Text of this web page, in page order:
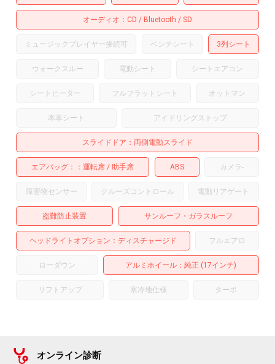
オーディオ CD Bluetooth SD
ミュージックプレイヤー接続可 ベンチシート 3列シート
ウォークスルー 電動シート シートエアコン
シートヒーター フルフラットシート オットマン
本革シート アイドリングストップ
スライドドア 両側電動スライド
エアバッグ： 運転席 助手席 ABS カメラ-
障害物センサー クルーズコントロール 電動リアゲート
盗難防止装置 サンルーフ・ガラスルーフ
ヘッドライトオプション ディスチャージド フルエアロ
ローダウン アルミホイール ：純正 (17インチ)
リフトアップ 寒冷地仕様 ターボ
オンライン診断